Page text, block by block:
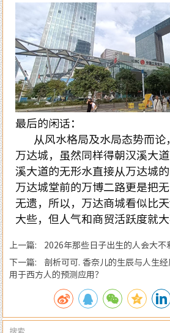
最后的闲话：
从风水格局及水局态势而论
万达城，虽然同样得朝汉溪大
溪大道的无形水直接从万达城
万达城堂前的万博二路更是把
无遗，所以，万达商城看似比
大些，但人气和商贸活跃度就大
上一篇: 2026年那些日子出生的人会大
析
下一篇: 剖析可可. 香奈儿的生辰与人生
用于西方人的预测应用？